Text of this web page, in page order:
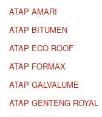
ATAP AMARI
ATAP BITUMEN
ATAP ECO ROOF
ATAP FORMAX
ATAP GALVALUME
ATAP GENTENG ROYAL